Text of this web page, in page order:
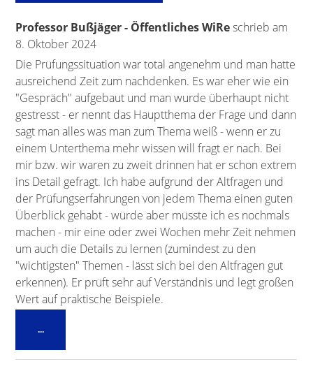
Professor Bußjäger - Öffentliches WiReschrieb am
8. Oktober 2024
Die Prüfungssituation war total angenehm und man hatte
ausreichend Zeit zum nachdenken. Es war eher wie ein
"Gespräch" aufgebaut und man wurde überhaupt nicht
gestresst - er nennt das Hauptthema der Frage und dann
sagt man alles was man zum Thema weiß - wenn er zu
einem Unterthema mehr wissen will fragt er nach. Bei
mir bzw. wir waren zu zweit drinnen hat er schon extrem
ins Detail gefragt. Ich habe aufgrund der Altfragen und
der Prüfungserfahrungen von jedem Thema einen guten
Überblick gehabt - würde aber müsste ich es nochmals
machen - mir eine oder zwei Wochen mehr Zeit nehmen
um auch die Details zu lernen (zumindest zu den
"wichtigsten" Themen - lässt sich bei den Altfragen gut
erkennen). Er prüft sehr auf Verständnis und legt großen
Wert auf praktische Beispiele.
...Diese
ein-/ausblenden.